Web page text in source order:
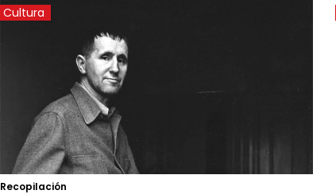
Cultura
Recopilación